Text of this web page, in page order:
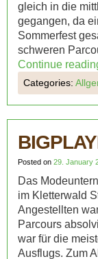
gleich in die
gegangen, da
Sommerfest
schweren
Continue
Categories:
Posted on 29. January
Das
im Kletterwald
Angestellten
Parcours
war für die
Ausflugs. Zum